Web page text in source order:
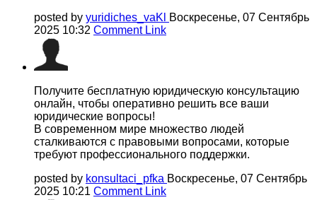
posted by yuridiches_vaKl
Воскресенье, 07 Сентябрь
2025 10:32 Comment Link
Получите бесплатную юридическую консультацию
онлайн, чтобы оперативно решить все ваши
юридические вопросы!
В современном мире множество людей
сталкиваются с правовыми вопросами, которые
требуют профессионального поддержки.
posted by konsultaci_pfka Воскресенье, 07 Сентябрь
2025 10:21 Comment Link